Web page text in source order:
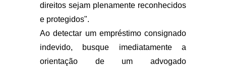
direitos sejam plenamente reconhecidos
e protegidos".
Ao detectar um empréstimo consignado
indevido, busque imediatamente a
orientação de um advogado